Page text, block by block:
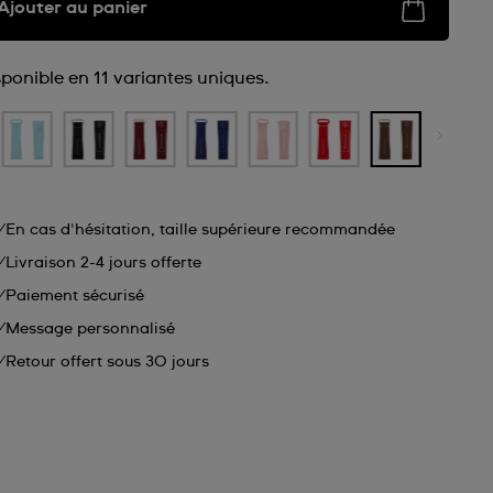
au panier
en 11 variantes uniques.
En cas d'hésitation, taille supérieure recommandée
Livraison 2-4 jours offerte
Paiement sécurisé
Message personnalisé
Retour offert sous 30 jours